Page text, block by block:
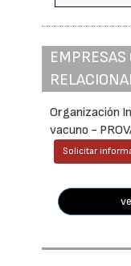
Organización
vacuno -
Solicitar